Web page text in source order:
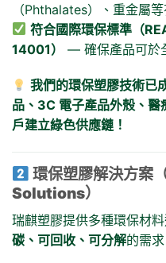
（Phthalates）、重金屬
符合國際環保標準（
14001）
— 確保產品可於
我們的環保塑膠技術已
品、3C 電子產品外殼、
戶建立綠色供應鏈！
環保塑膠解決方
Solutions）
瑞麒塑膠提供多種環保材
碳、可回收、可分解的需求